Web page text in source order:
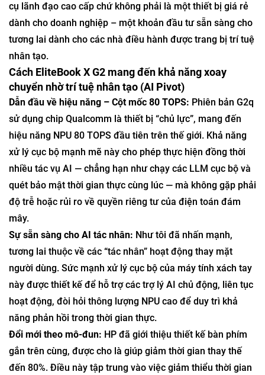
mắt, nhưng các thông tin ban đầu từ ngành và dự báo của
các nhà phân tích cho thấy mức giá khởi điểm cho các cấu
hình cao cấp này nằm ở mức thấp hơn 1.000 đô la, với các
mẫu cấu hình đầy đủ như màn hình OLED 3K Tandem và
RAM 64GB có thể vượt quá 2.000 đô la. Mức giá này nhấn
mạnh ý định của HP trong việc định vị G2 như một công
cụ lãnh đạo cao cấp chứ không phải là một thiết bị giá rẻ
dành cho doanh nghiệp – một khoản đầu tư sẵn sàng cho
tương lai dành cho các nhà điều hành được trang bị trí tuệ
nhân tạo.
Cách EliteBook X G2 mang đến khả năng xoay
chuyển nhờ trí tuệ nhân tạo (AI Pivot)
Dẫn đầu về hiệu năng – Cột mốc 80 TOPS:Phiên bản G2q
sử dụng chip Qualcomm là thiết bị “chủ lực”, mang đến
hiệu năng NPU 80 TOPS đầu tiên trên thế giới. Khả năng
xử lý cục bộ mạnh mẽ này cho phép thực hiện đồng thời
nhiều tác vụ AI — chẳng hạn như chạy các LLM cục bộ và
quét bảo mật thời gian thực cùng lúc — mà không gặp phải
độ trễ hoặc rủi ro về quyền riêng tư của điện toán đám
mây.
Sự sẵn sàng cho AI tác nhân:Như tôi đã nhấn mạnh,
tương lai thuộc về các “tác nhân” hoạt động thay mặt
người dùng. Sức mạnh xử lý cục bộ của máy tính xách tay